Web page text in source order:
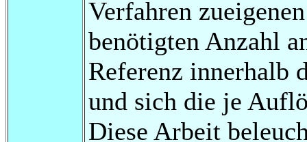
Verfahren
benötigten Anzahl
Referenz innerhalb
und sich die je
Diese Arbeit